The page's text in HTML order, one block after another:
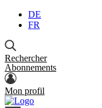
DE
FR
Rechercher
Abonnements
Mon profil